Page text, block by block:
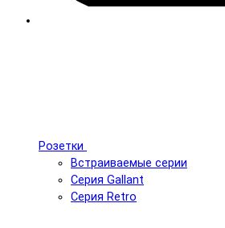
Розетки
Встраиваемые серии
Серия Gallant
Серия Retro